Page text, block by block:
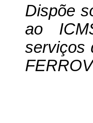
Dispõe
ao
serviços